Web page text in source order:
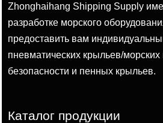
Zhonghaihang Shipping Supply
разработке морского
предоставить вам
пневматических крыльев/
безопасности и пенных крыльев.
Каталог продукции